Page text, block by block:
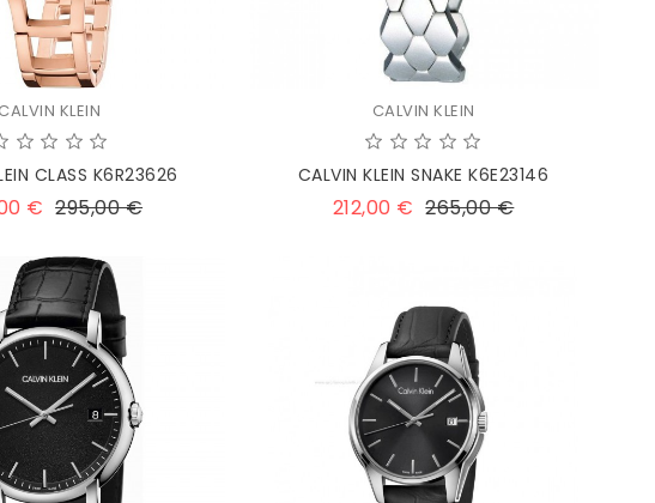
CALVIN KLEIN
CLASS K6R23626
€ Prezzo
295,00 €Prezzo
CALVIN KLEIN
CALVIN KLEIN SNAKE K6E23146
212,00 € Prezzo
265,00 €Prezzo